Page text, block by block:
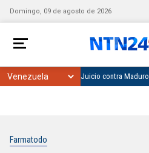
Domingo, 09 de agosto de 2026
Juicio contra Maduro
Farmatodo